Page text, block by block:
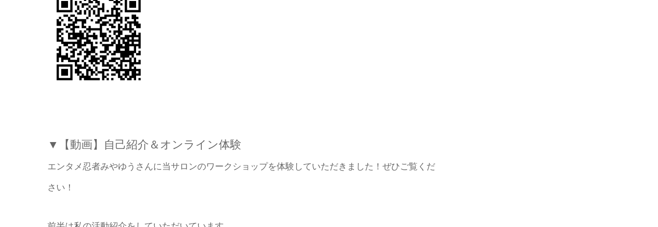
▼【動画】自己紹介＆オンライン体験
エンタメ忍者みやゆうさんに当サロンのワークショップを体験していただきました！ぜひご覧くだ
さい！